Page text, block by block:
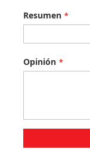
Resumen
Opinión